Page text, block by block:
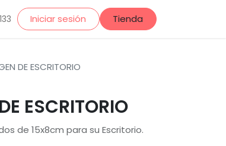
Iniciar sesión Tienda
DE ESCRITORIO
ESCRITORIO
de 15x8cm para su Escritorio.